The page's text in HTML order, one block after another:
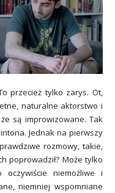
przecież tylko zarys. Ot,
naturalne aktorstwo i
są improwizowane. Tak
Jednak na pierwszy
rozmowy, takie,
poprowadził? Może tylko
oczywiście niemożliwe i
niemniej wspomniane